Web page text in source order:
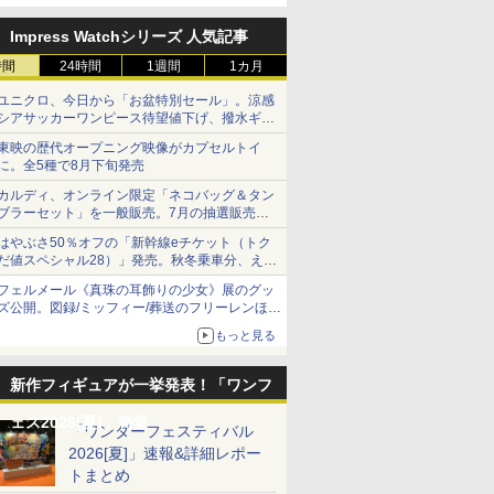
Impress Watchシリーズ 人気記事
24時間 1週間 1カ月
ニクロ、今日から「お盆特別セール」。涼感
アサッカーワンピース待望値下げ、撥水ギア
ョーツは1990円に
映の歴代オープニング映像がカプセルトイ
。全5種で8月下旬発売
ルディ、オンライン限定「ネコバッグ＆タン
ラーセット」を一般販売。7月の抽選販売の
選無効分
やぶさ50％オフの「新幹線eチケット（トク
値スペシャル28）」発売。秋冬乗車分、えき
っと限定
ェルメール《真珠の耳飾りの少女》展のグッ
公開。図録/ミッフィー/葬送のフリーレンほ
もっと見る
新作フィギュアが一挙発表！「ワンフ
ェス2026[夏]」特集「ワンダーフェスティバル
2026[夏]」速報&詳細レポー
トまとめ